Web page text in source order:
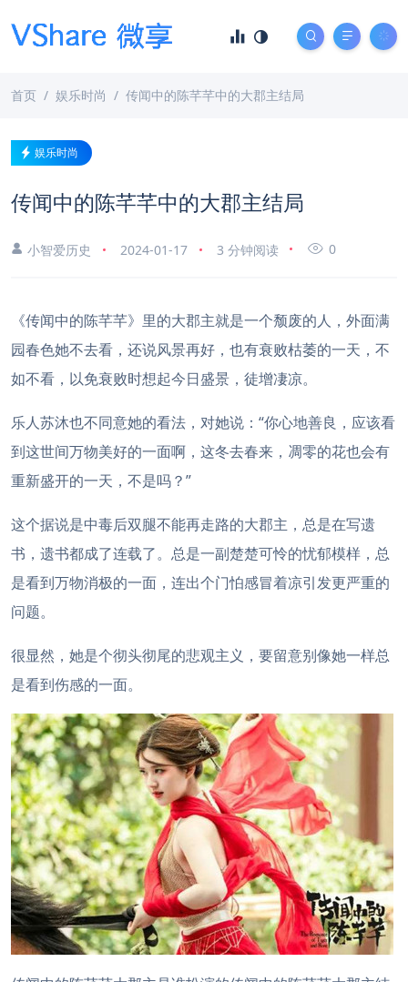
首页 娱乐时尚 传闻中的陈芊芊中的大郡主结局
娱乐时尚
传闻中的陈芊芊中的大郡主结局
小智爱历史 2024-01-17 3 分钟阅读 0
《传闻中的陈芊芊》里的大郡主就是一个颓废的人，外面满
园春色她不去看，还说风景再好，也有衰败枯萎的一天，不
如不看，以免衰败时想起今日盛景，徒增凄凉。
乐人苏沐也不同意她的看法，对她说：“你心地善良，应该看
到这世间万物美好的一面啊，这冬去春来，凋零的花也会有
重新盛开的一天，不是吗？”
这个据说是中毒后双腿不能再走路的大郡主，总是在写遗
书，遗书都成了连载了。总是一副楚楚可怜的忧郁模样，总
是看到万物消极的一面，连出个门怕感冒着凉引发更严重的
问题。
很显然，她是个彻头彻尾的悲观主义，要留意别像她一样总
是看到伤感的一面。